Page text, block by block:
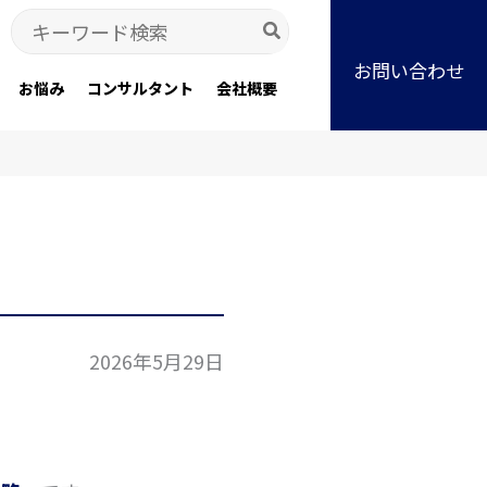
Search
for:
お悩み コンサルタント 会社概要
お問い合わせ
2026年5月29日